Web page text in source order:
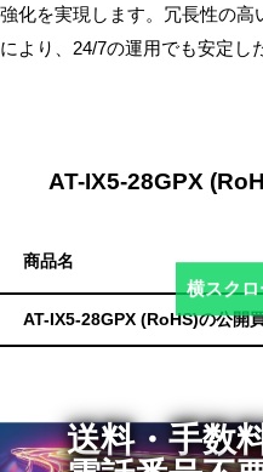
ス
ピ
込！
強化を実現します。冗長性の
により、24/7の運用でも安定し
AT-IX5-28GPX
商品名
AT-IX5-28GPX (RoHS)の公開
横スクロ
送料・手数